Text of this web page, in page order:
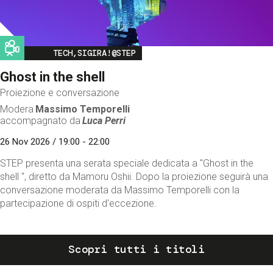
Image
TECH,SIGIRA!@STEP
Ghost in the shell
Proiezione e conversazione
Modera Massimo Temporelli
accompagnato da Luca Perri
26 Nov 2026 / 19:00 - 22:00
STEP presenta una serata speciale dedicata a "Ghost in the
shell ", diretto da Mamoru Oshii. Dopo la proiezione seguirà una
conversazione moderata da Massimo Temporelli con la
partecipazione di ospiti d'eccezione.
Scopri tutti i titoli